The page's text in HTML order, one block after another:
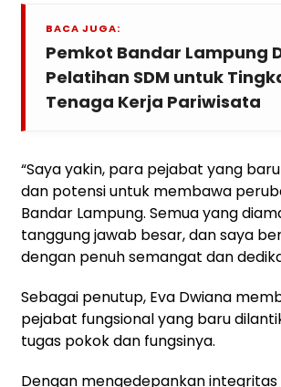
BACA JUGA:
Pemkot Bandar Lampung
Pelatihan SDM untuk
Tenaga Kerja Pariwisata
“Saya yakin, para pejabat yang
dan potensi untuk membawa
Bandar Lampung. Semua yang
tanggung jawab besar, dan saya
dengan penuh semangat dan
Sebagai penutup, Eva Dwiana
pejabat fungsional yang baru
tugas pokok dan fungsinya.
Dengan mengedepankan